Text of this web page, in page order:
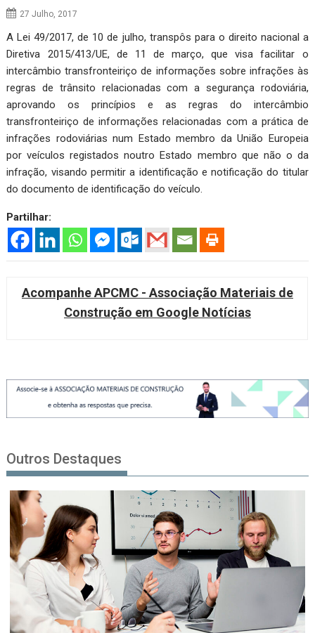
27 Julho, 2017
A Lei 49/2017, de 10 de julho, transpôs para o direito nacional a
Diretiva 2015/413/UE, de 11 de março, que visa facilitar o
intercâmbio transfronteiriço de informações sobre infrações às
regras de trânsito relacionadas com a segurança rodoviária,
aprovando os princípios e as regras do intercâmbio
transfronteiriço de informações relacionadas com a prática de
infrações rodoviárias num Estado membro da União Europeia
por veículos registados noutro Estado membro que não o da
infração, visando permitir a identificação e notificação do titular
do documento de identificação do veículo.
Partilhar:
Acompanhe APCMC - Associação Materiais de
Construção em Google Notícias
Outros Destaques